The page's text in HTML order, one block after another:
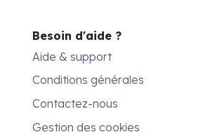
Besoin d'aide ?
Aide & support
Conditions générales
Contactez-nous
Gestion des cookies